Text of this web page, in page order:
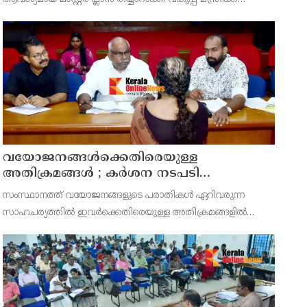
അറിയിച്ചു. ഡിപ്പോയ്ക്ക് നാല് ഏക്കറിൽ അധികം വരുന്ന
സ്ഥലമുണ്ട്
വയോജനങ്ങൾക്കെതിരെയുള്ള
അതിക്രമങ്ങൾ ; കർശന നടപടി
സ്വീകരിക്കുമെന്ന് കമ്മീഷൻ
സംസ്ഥാനത്ത് വയോജനങ്ങളുടെ പരാതികൾ ഏറിവരുന്ന
സാഹചര്യത്തിൽ ഇവർക്കെതിരെയുള്ള അതിക്രമങ്ങളിൽ
ചെയർമാൻ അഡ്വ. കെ. സോമപ്രസാദ്.